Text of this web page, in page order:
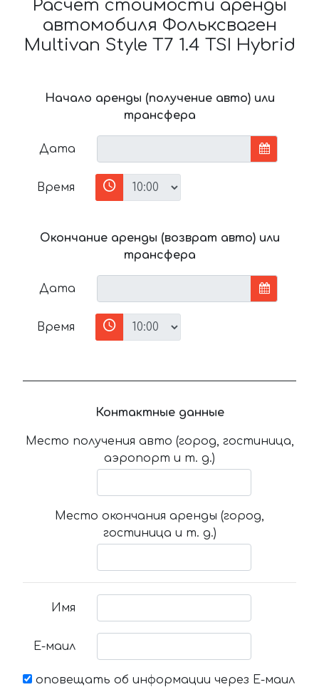
Расчёт стоимости аренды
автомобиля Фольксваген
Multivan Style T7 1.4 TSI Hybrid
Начало аренды (получение авто) или
трансфера
Дата
Время
Окончание аренды (возврат авто) или
трансфера
Дата
Время
Контактные данные
Место получения авто (город, гостиница,
аэропорт и т. д.)
Место окончания аренды (город,
гостиница и т. д.)
Имя
Е-маил
оповещать об информации через Е-маил